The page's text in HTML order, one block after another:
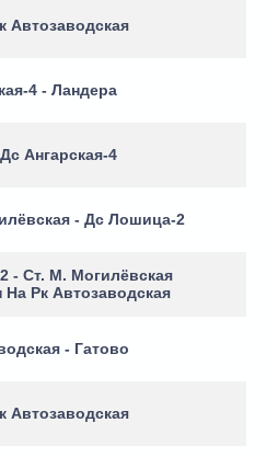
Автозаводская
4 - Ландера
Ангарская-4
- Дс Лошица-2
- Ст. М. Могилёвская
На Рк Автозаводская
- Гатово
Автозаводская